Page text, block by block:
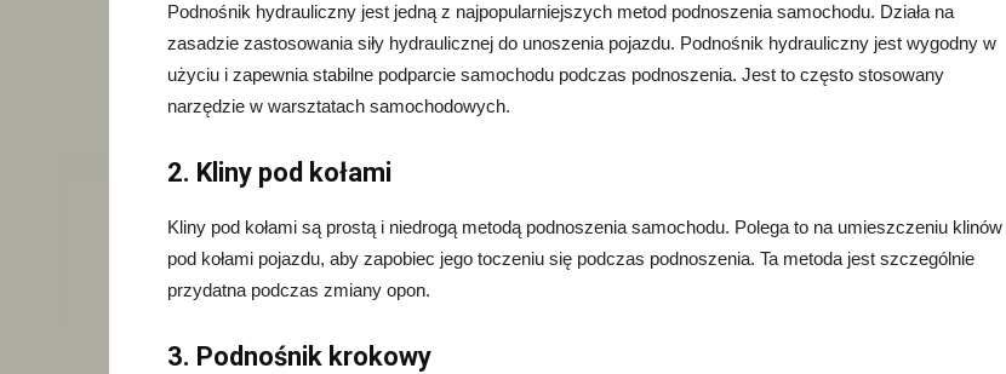
Podnośnik hydrauliczny jest jedną z najpopularniejszych metod podnoszenia samochodu. Działa na
zasadzie zastosowania siły hydraulicznej do unoszenia pojazdu. Podnośnik hydrauliczny jest wygodny w
użyciu i zapewnia stabilne podparcie samochodu podczas podnoszenia. Jest to często stosowany
narzędzie w warsztatach samochodowych.
2. Kliny pod kołami
Kliny pod kołami są prostą i niedrogą metodą podnoszenia samochodu. Polega to na umieszczeniu klinów
pod kołami pojazdu, aby zapobiec jego toczeniu się podczas podnoszenia. Ta metoda jest szczególnie
przydatna podczas zmiany opon.
3. Podnośnik krokowy